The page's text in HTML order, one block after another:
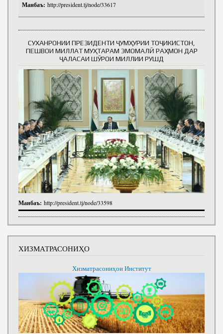
Манбаъ: http://president.tj/node/33617
СУХАНРОНИИ ПРЕЗИДЕНТИ ҶУМҲУРИИ ТОҶИКИСТОН,
ПЕШВОИ МИЛЛАТ МУҲТАРАМ ЭМОМАЛӢ РАҲМОН ДАР
ҶАЛАСАИ ШӮРОИ МИЛЛИИ РУШД
Манбаъ: http://president.tj/node/33598
ХИЗМАТРАСОНИҲО
Хизматрасониҳои Институт